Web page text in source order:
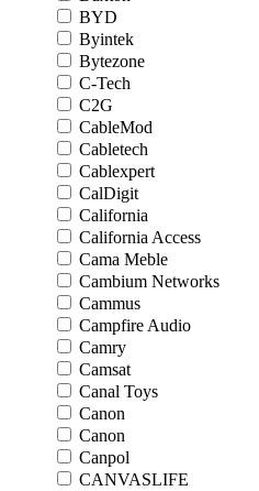
BYD
Byintek
Bytezone
C-Tech
C2G
CableMod
Cabletech
Cablexpert
CalDigit
California
California Access
Cama Meble
Cambium Networks
Cammus
Campfire Audio
Camry
Camsat
Canal Toys
Canon
Canon
Canpol
CANVASLIFE